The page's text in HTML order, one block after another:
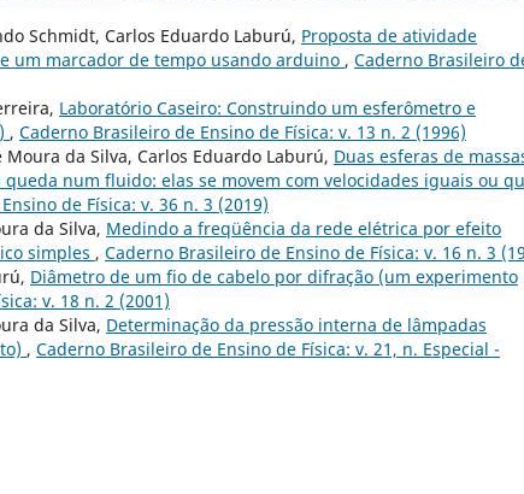
Schmidt, Carlos Eduardo Laburú, Proposta de atividade
um marcador de tempo usando arduino , Caderno Brasileiro
Laboratório Caseiro: Construindo um esferômetro e
, Caderno Brasileiro de Ensino de Física: v. 13 n. 2 (1996)
da Silva, Carlos Eduardo Laburú, Duas esferas de
num fluido: elas se movem com velocidades iguais ou
de Física: v. 36 n. 3 (2019)
da Silva, Medindo a freqüência da rede elétrica por efeito
simples , Caderno Brasileiro de Ensino de Física: v. 16 n. 3
Diâmetro de um fio de cabelo por difração (um experimento
v. 18 n. 2 (2001)
da Silva, Determinação da pressão interna de lâmpadas
, Caderno Brasileiro de Ensino de Física: v. 21, n. Especial -